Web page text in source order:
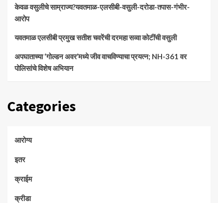
केवळ वसुलीचे साम्राज्य?यवतमाळ-एलसीबी-वसुली-दरोडा-तपास-गंभीर-
आरोप
यवतमाळ एलसीबी प्रमुख सतीश चवरेंची दरमहा सव्वा कोटींची वसुली
अपघाताच्या ‘गोल्डन अवर’मध्ये जीव वाचविण्याचा प्रयत्न; NH-361 वर
पोलिसांचे विशेष अभियान
Categories
आरोग्य
इतर
क्राईम
क्रीडा